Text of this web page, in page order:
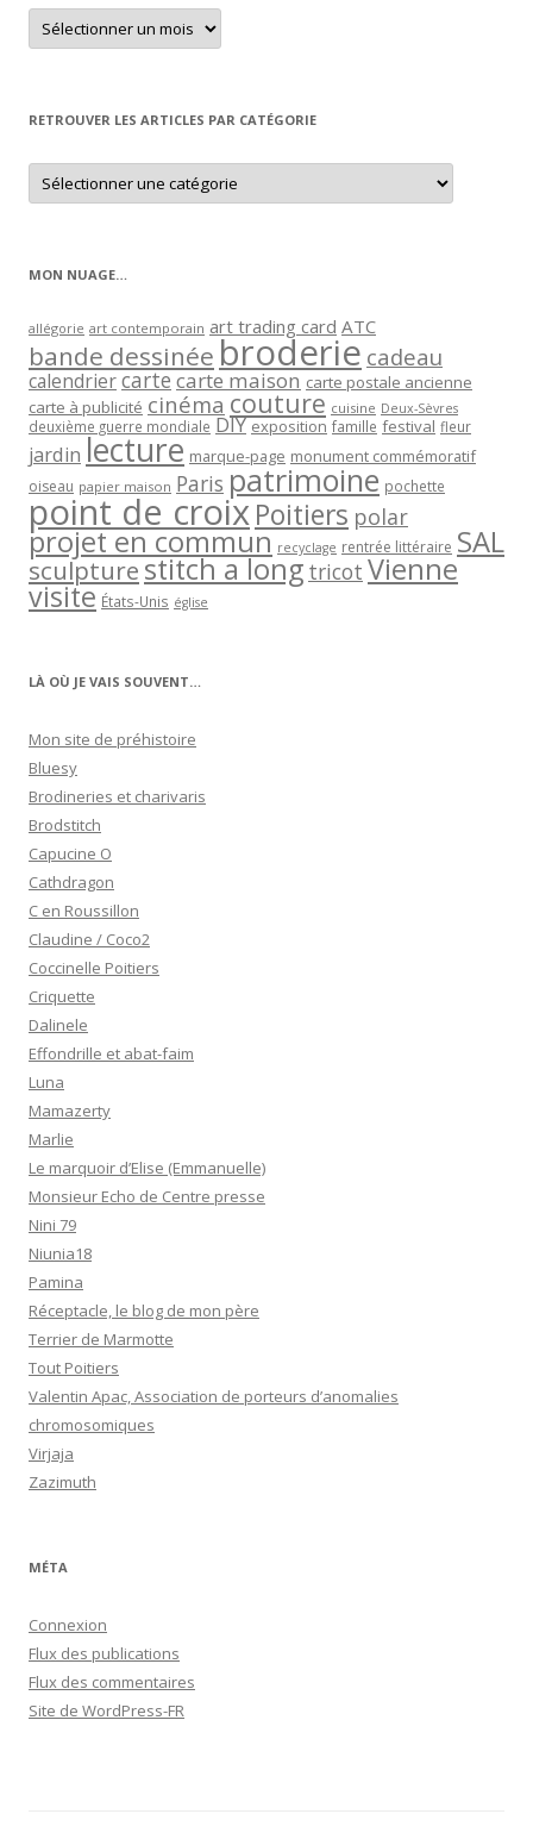
Retrouver
un
article
RETROUVER LES ARTICLES PAR CATÉGORIE
Retrouver
les
articles
MON NUAGE…
allégorie art contemporain art trading card ATC
bande dessinée broderie cadeau
calendriercartecarte maison carte postale ancienne
carte à publicité cinéma couture cuisine Deux-Sèvres
deuxième guerre mondiale DIY exposition famille festival fleur
jardin lecture marque-page monument commémoratif
oiseau papier maison Paris patrimoine pochette
point de croixPoitiers polar
projet en commun recyclage rentrée littéraire SAL
sculpturestitch a long tricot Vienne
visite États-Unis église
LÀ OÙ JE VAIS SOUVENT…
Mon site de préhistoire
Bluesy
Brodineries et charivaris
Brodstitch
Capucine O
Cathdragon
C en Roussillon
Claudine / Coco2
Coccinelle Poitiers
Criquette
Dalinele
Effondrille et abat-faim
Luna
Mamazerty
Marlie
Le marquoir d’Elise (Emmanuelle)
Monsieur Echo de Centre presse
Nini 79
Niunia18
Pamina
Réceptacle, le blog de mon père
Terrier de Marmotte
Tout Poitiers
Valentin Apac, Association de porteurs d’anomalies
chromosomiques
Virjaja
Zazimuth
MÉTA
Connexion
Flux des publications
Flux des commentaires
Site de WordPress-FR